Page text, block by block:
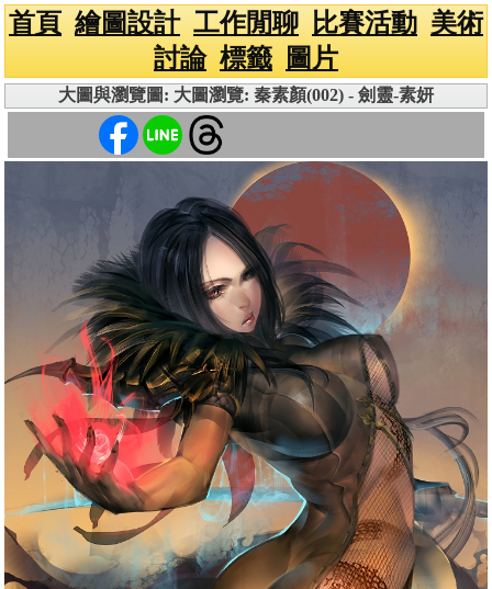
首頁 繪圖設計 工作閒聊 比賽活動 美術
討論 標籤 圖片
大圖與瀏覽圖: 大圖瀏覽: 秦素顏(002) - 劍靈-素妍